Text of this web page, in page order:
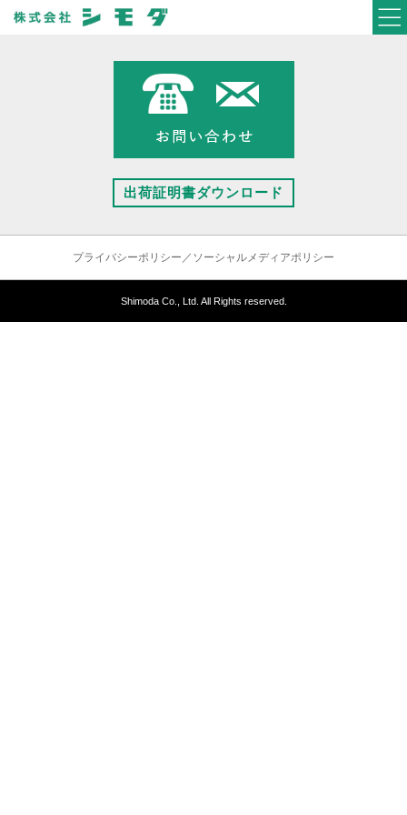
出荷証明書ダウンロード
プライバシーポリシー／ソーシャルメディアポリシー
Shimoda Co., Ltd. All Rights reserved.